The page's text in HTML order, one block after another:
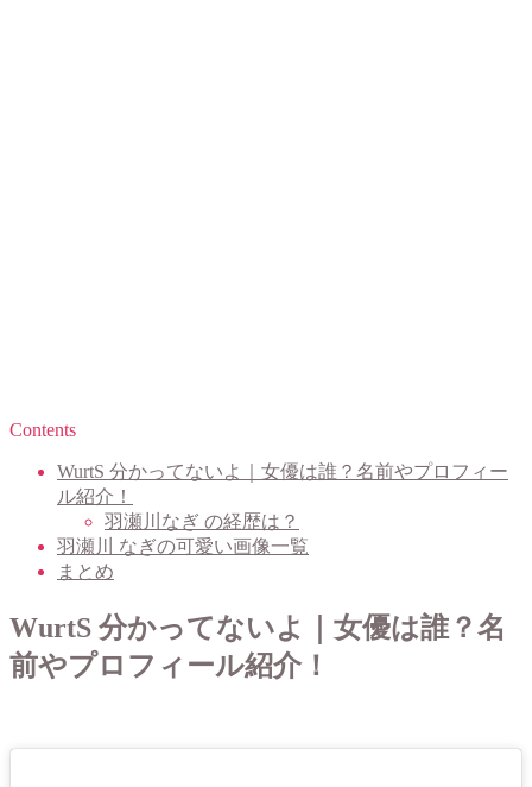
Contents
WurtS 分かってないよ｜女優は誰？名前やプロフィー
ル紹介！
羽瀬川なぎ の経歴は？
羽瀬川 なぎの可愛い画像一覧
まとめ
WurtS 分かってないよ｜女優は誰？名
前やプロフィール紹介！